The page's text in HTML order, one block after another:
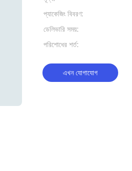
প্যাকেজিং বিবরণ:
ডেলিভারি সময়:
পরিশোধের শর্ত:
এখন যোগাযোগ